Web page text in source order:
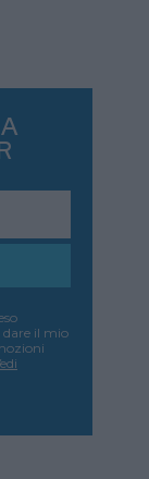
dare il mio